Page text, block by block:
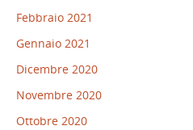
Febbraio 2021
Gennaio 2021
Dicembre 2020
Novembre 2020
Ottobre 2020